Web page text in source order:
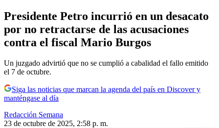
Presidente Petro incurrió en un desacato
por no retractarse de las acusaciones
contra el fiscal Mario Burgos
Un juzgado advirtió que no se cumplió a cabalidad el fallo emitido
el 7 de octubre.
Siga las noticias que marcan la agenda del país en Discover y
manténgase al día
Redacción Semana
23 de octubre de 2025, 2:58 p. m.